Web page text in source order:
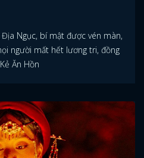
Ngục, bí mật được vén màn,
người mất hết lương tri, đồng
Ăn Hồn